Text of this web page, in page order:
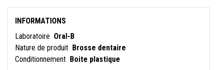
INFORMATIONS
Laboratoire Oral-B
Nature de produit Brosse dentaire
Conditionnement Boite plastique